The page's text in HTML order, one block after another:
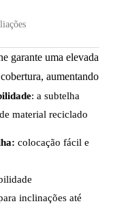
garante uma elevada
aumentando
: a subtelha
material reciclado
colocação fácil e
inclinações até